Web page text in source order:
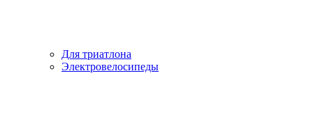
Для триатлона
Электровелосипеды